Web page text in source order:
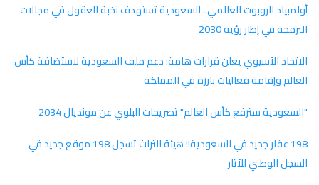
أولمبياد الروبوت العالمي.. السعودية تستهدف نخبة العقول في مجالات
البرمجة في إطار رؤية 2030
الاتحاد الآسيوي يعلن قرارات هامة: دعم ملف السعودية لاستضافة كأس
العالم وإقامة فعاليات بارزة في المملكة
"السعودية سترفع كأس العالم" تصريحات البلوي عن مونديال 2034
198 عقار جديد في السعودية!! هيئة التراث تسجل 198 موقع جديد في
السجل الوطني للآثار